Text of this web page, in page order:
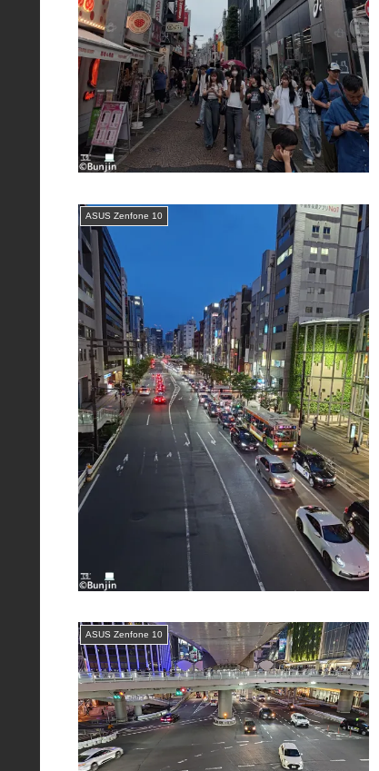
ASUS Zenfone 10
ASUS Zenfone 10